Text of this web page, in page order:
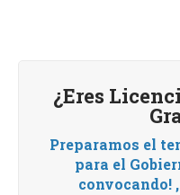
¿Eres
Preparamos el
para el
convocando!